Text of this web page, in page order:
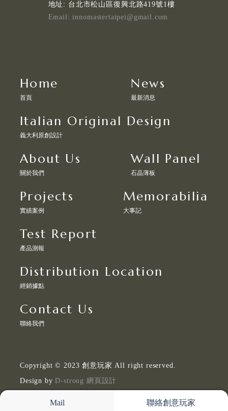
Mail 聯絡創意玩家
地址: 台北市松山區復興北路419號1樓
Email: innomastertaipei@gmail.com
Home
首頁
News
最新消息
Italian Original Design
義大利原創設計
About Us
關於我們
Wall Panel
石晶薄板
Projects
實績案例
Memorabilia
大事記
Test Report
產品測報
Distribution Location
經銷據點
Contact Us
聯絡我們
Copyright © 2023 創意玩家 All right reserved.
Design by D-strong 網頁設計